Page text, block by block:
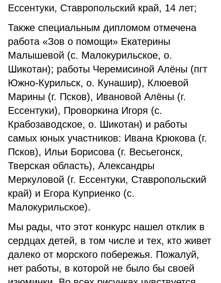
Ессентуки, Ставропольский край, 14 лет;
Также специальным дипломом отмечена
работа «Зов о помощи» Екатерины
Малышевой (с. Малокурильское, о.
Шикотан); работы Черемисиной Алёны (пгт
Южно-Курильск, о. Кунашир), Клюевой
Марины (г. Псков), Ивановой Алёны (г.
Ессентуки), Проворкина Игоря (с.
Крабозаводское, о. Шикотан) и работы
самых юных участников: Ивана Крюкова (г.
Псков), Ильи Борисова (г. Весьегонск,
Тверская область), Александры
Меркуловой (г. Ессентуки, Ставропольский
край) и Егора Куприенко (с.
Малокурильское).
Мы рады, что этот конкурс нашел отклик в
сердцах детей, в том числе и тех, кто живет
далеко от морского побережья. Пожалуй,
нет работы, в которой не было бы своей